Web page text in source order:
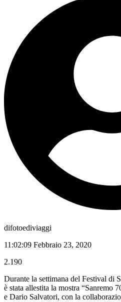
difotoediviaggi
11:02:09 Febbraio 23, 2020
2.190
Durante la settimana del Festival di
è stata allestita la mostra “Sanremo
e Dario Salvatori, con la